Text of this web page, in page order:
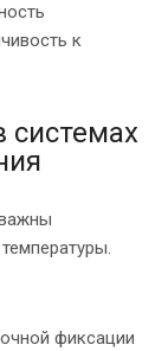
к
системах
фиксации